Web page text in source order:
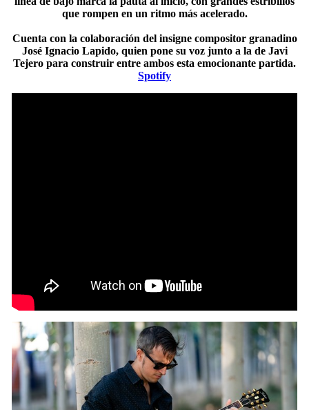
que rompen en un ritmo más acelerado.
Cuenta con la colaboración del insigne compositor granadino
José Ignacio Lapido, quien pone su voz junto a la de Javi
Tejero para construir entre ambos esta emocionante partida.
Spotify